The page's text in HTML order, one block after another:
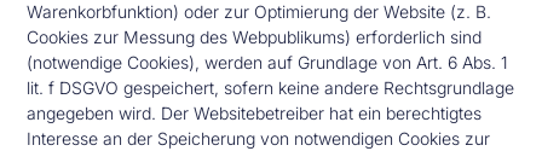
Warenkorbfunktion) oder zur Optimierung der Website (z. B.
Cookies zur Messung des Webpublikums) erforderlich sind
(notwendige Cookies), werden auf Grundlage von Art. 6 Abs. 1
lit. f DSGVO gespeichert, sofern keine andere Rechtsgrundlage
angegeben wird. Der Websitebetreiber hat ein berechtigtes
Interesse an der Speicherung von notwendigen Cookies zur